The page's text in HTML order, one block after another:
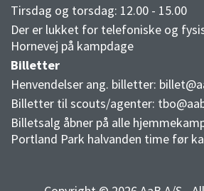
Tirsdag og torsdag: 12.00 - 15.00
Der er lukket for telefoniske og
Hornevej på kampdage
Billetter
Henvendelser ang. billetter:
Billetter til scouts/agenter:
Billetsalg åbner på alle
Portland Park halvanden time før